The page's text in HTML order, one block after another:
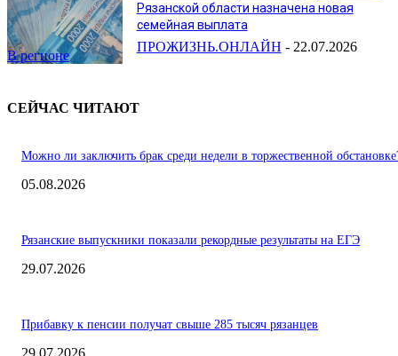
В регионе
Рязанской области назначена новая
семейная выплата
ПРОЖИЗНЬ.ОНЛАЙН - 22.07.2026
СЕЙЧАС ЧИТАЮТ
Можно ли заключить брак среди недели в торжественной
05.08.2026
Рязанские выпускники показали рекордные результаты на ЕГЭ
29.07.2026
Прибавку к пенсии получат свыше 285 тысяч рязанцев